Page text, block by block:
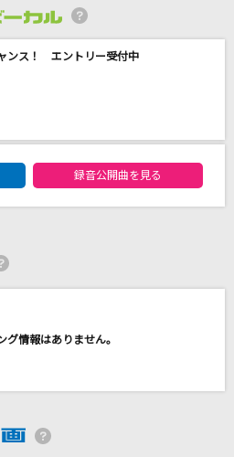
of Vesperia opening ve
ーイ(long ver.)
ンス！ エントリー受付中
ルエントリーランキング
録音公開曲を見る